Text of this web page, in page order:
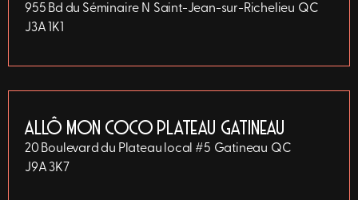
955 Bd du Séminaire N Saint-Jean-sur-Richelieu QC
J3A 1K1
ALLÔ MON COCO PLATEAU GATINEAU
20 Boulevard du Plateau local #5 Gatineau QC
J9A 3K7